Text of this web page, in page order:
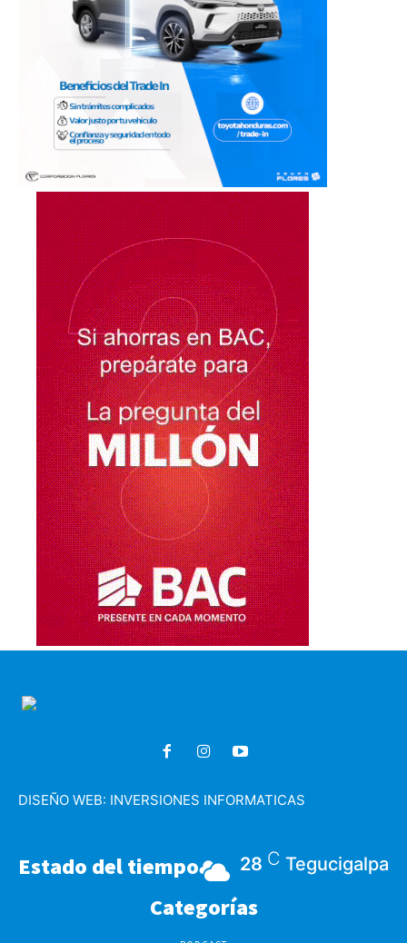
DISEÑO WEB: INVERSIONES INFORMATICAS
Estado del tiempo 28 C Tegucigalpa
Categorías